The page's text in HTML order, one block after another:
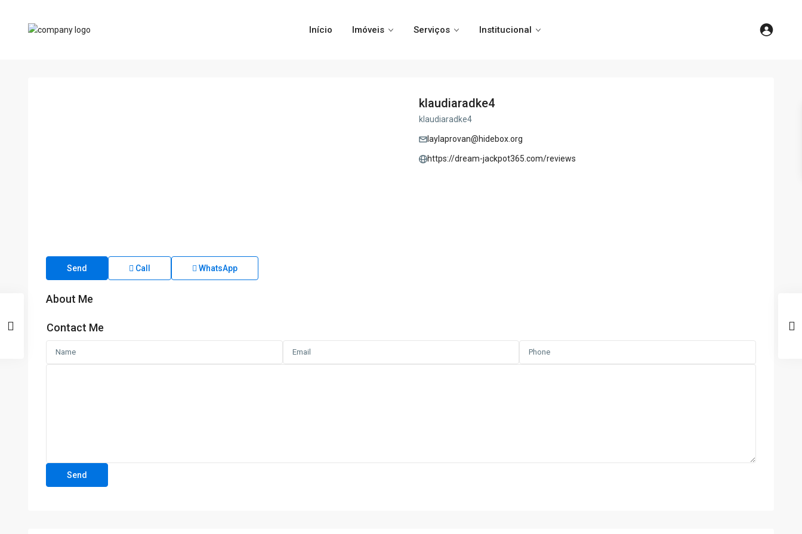
Início Imóveis Serviços Institucional
klaudiaradke4
klaudiaradke4
laylaprovan@hidebox.org
https://dream-jackpot365.com/reviews
Send Call WhatsApp
About Me
Contact Me